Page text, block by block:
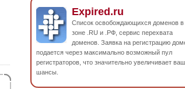
Expired.ru
Список освобождающихся доменов в
зоне .RU и .РФ, сервис перехвата
доменов. Заявка на регистрацию
подается через максимально возможный пул
регистраторов, что значительно увеличивает
шансы.